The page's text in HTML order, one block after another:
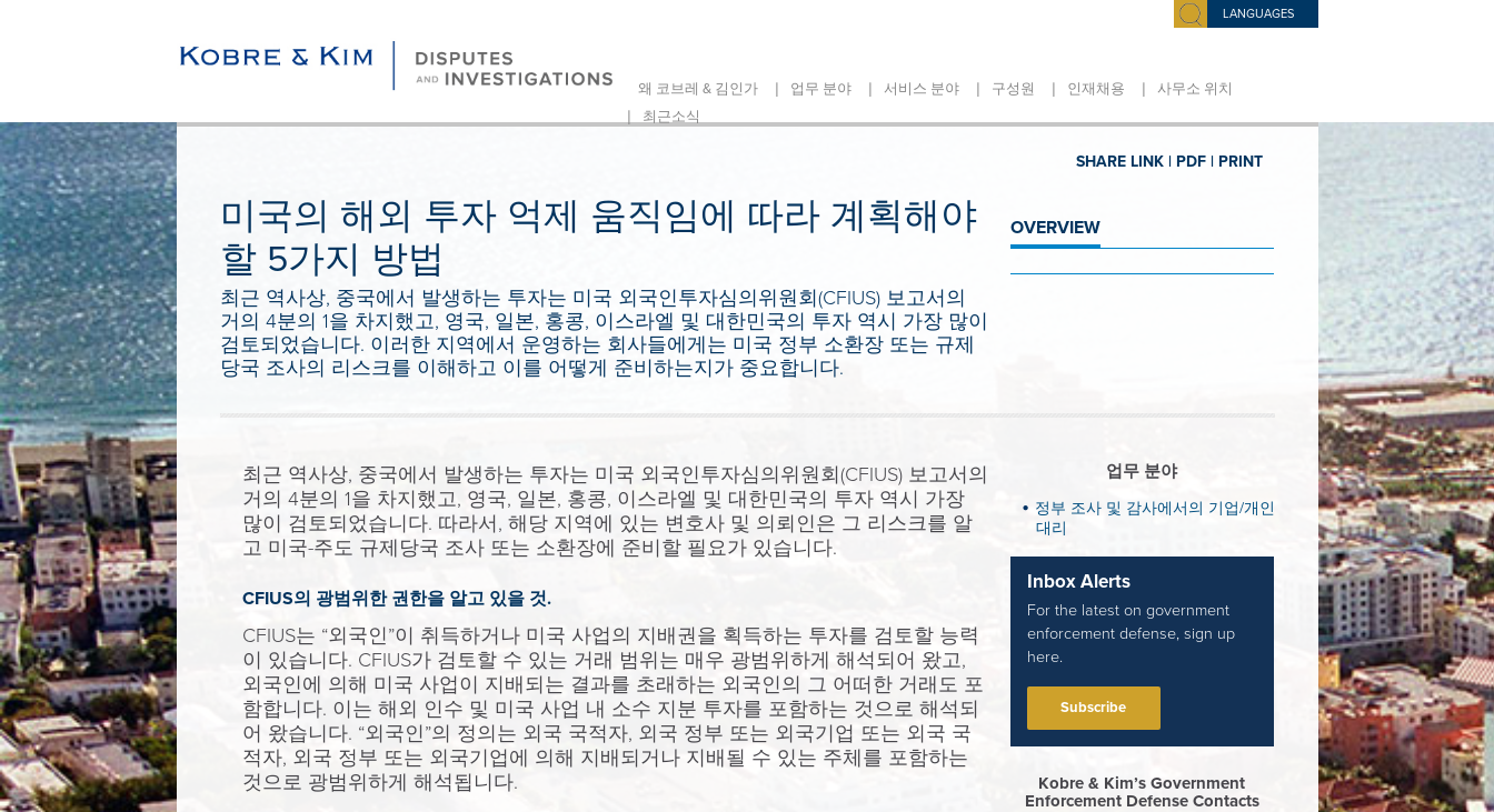
LANGUAGES
왜 코브레 & 김인가 | 업무 분야 | 서비스 분야 | 구성원 | 인재채용 | 사무소 위치
| 최근소식
PRINT
PDF |
SHARE LINK |
미국의 해외 투자 억제 움직임에 따라 계획해야
할 5가지 방법
최근 역사상, 중국에서 발생하는 투자는 미국 외국인투자심의위원회(CFIUS) 보고서의
거의 4분의 1을 차지했고, 영국, 일본, 홍콩, 이스라엘 및 대한민국의 투자 역시 가장 많이
검토되었습니다. 이러한 지역에서 운영하는 회사들에게는 미국 정부 소환장 또는 규제
당국 조사의 리스크를 이해하고 이를 어떻게 준비하는지가 중요합니다.
OVERVIEW
최근 역사상, 중국에서 발생하는 투자는 미국 외국인투자심의위원회(CFIUS) 보고서의
거의 4분의 1을 차지했고, 영국, 일본, 홍콩, 이스라엘 및 대한민국의 투자 역시 가장
많이 검토되었습니다. 따라서, 해당 지역에 있는 변호사 및 의뢰인은 그 리스크를 알
고 미국-주도 규제당국 조사 또는 소환장에 준비할 필요가 있습니다.
CFIUS의 광범위한 권한을 알고 있을 것.
CFIUS는 “외국인”이 취득하거나 미국 사업의 지배권을 획득하는 투자를 검토할 능력
이 있습니다. CFIUS가 검토할 수 있는 거래 범위는 매우 광범위하게 해석되어 왔고,
외국인에 의해 미국 사업이 지배되는 결과를 초래하는 외국인의 그 어떠한 거래도 포
함합니다. 이는 해외 인수 및 미국 사업 내 소수 지분 투자를 포함하는 것으로 해석되
어 왔습니다. “외국인”의 정의는 외국 국적자, 외국 정부 또는 외국기업 또는 외국 국
적자, 외국 정부 또는 외국기업에 의해 지배되거나 지배될 수 있는 주체를 포함하는
것으로 광범위하게 해석됩니다.
업무 분야
정부 조사 및 감사에서의 기업/개인
대리
Inbox Alerts
For the latest on government
enforcement defense, sign up
here.
Subscribe
Kobre & Kim’s Government
Enforcement Defense Contacts